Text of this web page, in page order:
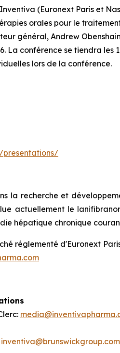
(Euronext Paris et
orales pour le
général, Andrew
La conférence se tiendra les
lors de la conférence.
presentations/
la recherche et
actuellement le
hépatique chronique
réglementé d'Euronext
inventiva@brunswickgroup.com